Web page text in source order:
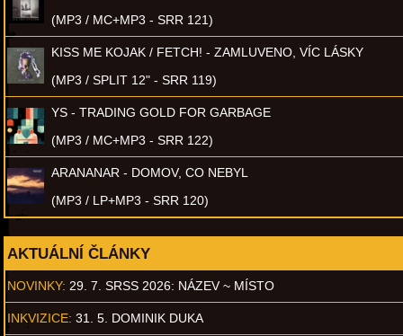
(MP3 / MC+MP3 - SRR 121)
KISS ME KOJAK / FETCH! - ZAMLUVENO, VÍC LÁSKY
(MP3 / SPLIT 12" - SRR 119)
YS - TRADING GOLD FOR GARBAGE
(MP3 / MC+MP3 - SRR 122)
ARANANAR - DOMOV, CO NEBYL
(MP3 / LP+MP3 - SRR 120)
AKTUÁLNÍ ČLÁNKY
NOVINKY: 29. 7. SRSS 2026: NÁZEV ~ MÍSTO
INKVIZICE: 31. 5. DOMINIK DUKA